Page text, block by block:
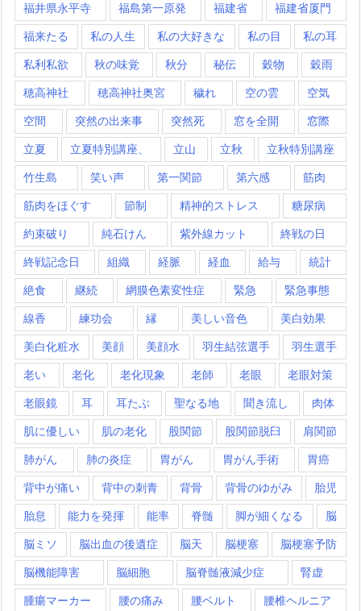
福井県永平寺 福島第一原発 福建省 福建省厦門
福来たる 私の人生 私の大好きな 私の目 私の耳
私利私欲 秋の味覚 秋分 秘伝 穀物 穀雨
穂高神社 穂高神社奥宮 穢れ 空の雲 空気
空間 突然の出来事 突然死 窓を全開 窓際
立夏 立夏特別講座、 立山 立秋 立秋特別講座
竹生島 笑い声 第一関節 第六感 筋肉
筋肉をほぐす 節制 精神的ストレス 糖尿病
約束破り 純石けん 紫外線カット 終戦の日
終戦記念日 組織 経脈 経血 給与 統計
絶食 継続 網膜色素変性症 緊急 緊急事態
線香 練功会 縁 美しい音色 美白効果
美白化粧水 美顔 美顔水 羽生結弦選手 羽生選手
老い 老化 老化現象 老師 老眼 老眼対策
老眼鏡 耳 耳たぶ 聖なる地 聞き流し 肉体
肌に優しい 肌の老化 股関節 股関節脱臼 肩関節
肺がん 肺の炎症 胃がん 胃がん手術 胃癌
背中が痛い 背中の刺青 背骨 背骨のゆがみ 胎児
胎息 能力を発揮 能率 脊髄 脚が細くなる 脳
脳ミソ 脳出血の後遺症 脳天 脳梗塞 脳梗塞予防
脳機能障害 脳細胞 脳脊髄液減少症 腎虚
腫瘍マーカー 腰の痛み 腰ベルト 腰椎ヘルニア